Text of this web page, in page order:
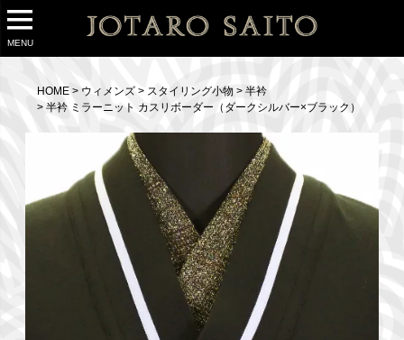
MENU
HOME ウィメンズ スタイリング小物
半衿
半衿 ミラーニット カスリボーダー（ダークシルバー×ブラック）